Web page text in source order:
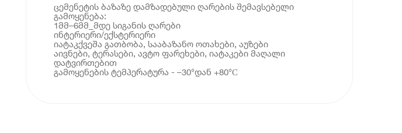
ცემენეტის ბაზაზე დამზადებული ღარების შემავსებელი
გამოყენება:
1მმ–6მმ_მდე სიგანის ღარები
ინტერიერი/ექსტერიერი
იატაკქვეშა გათბობა, სააბაზანო ოთახები, აუზები
აივნები, ტერასები, ავტო ფარეხები, იატაკები მაღალი
დატვირთებით
გამოყენების ტემპერატურა - –30°დან +80°С